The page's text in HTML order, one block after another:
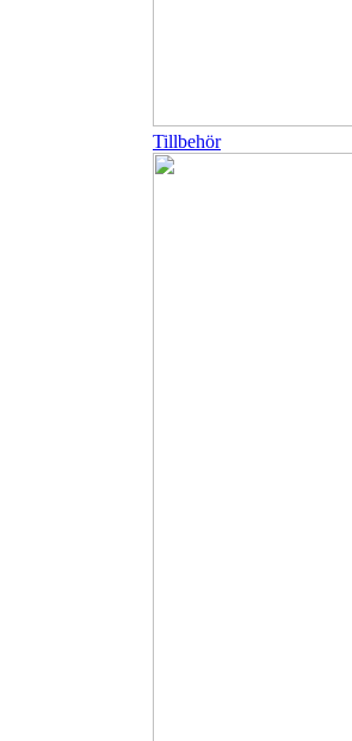
Tillbehör